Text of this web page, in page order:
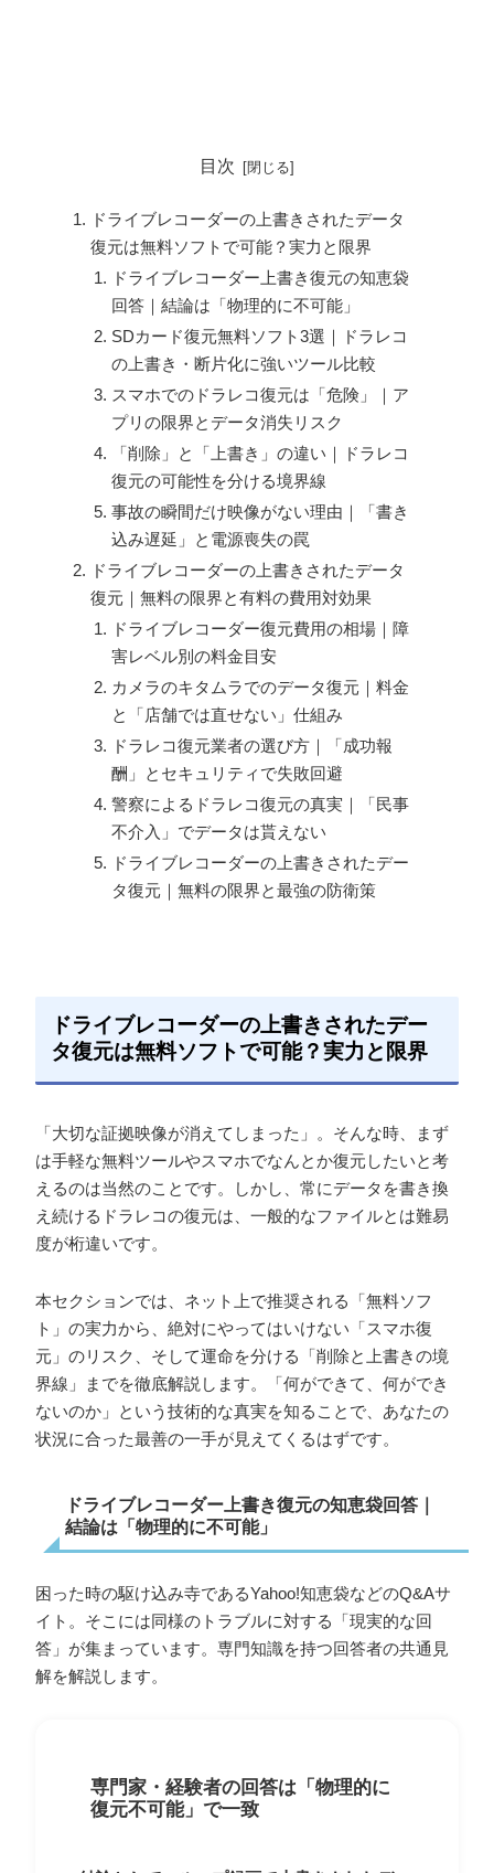
目次
ドライブレコーダーの上書きされたデータ
復元は無料ソフトで可能？実力と限界
ドライブレコーダー上書き復元の知恵袋
回答｜結論は「物理的に不可能」
SDカード復元無料ソフト3選｜ドラレコ
の上書き・断片化に強いツール比較
スマホでのドラレコ復元は「危険」｜ア
プリの限界とデータ消失リスク
「削除」と「上書き」の違い｜ドラレコ
復元の可能性を分ける境界線
事故の瞬間だけ映像がない理由｜「書き
込み遅延」と電源喪失の罠
ドライブレコーダーの上書きされたデータ
復元｜無料の限界と有料の費用対効果
ドライブレコーダー復元費用の相場｜障
害レベル別の料金目安
カメラのキタムラでのデータ復元｜料金
と「店舗では直せない」仕組み
ドラレコ復元業者の選び方｜「成功報
酬」とセキュリティで失敗回避
警察によるドラレコ復元の真実｜「民事
不介入」でデータは貰えない
ドライブレコーダーの上書きされたデー
タ復元｜無料の限界と最強の防衛策
ドライブレコーダーの上書きされたデー
タ復元は無料ソフトで可能？実力と限界
「大切な証拠映像が消えてしまった」。そんな時、まず
は手軽な無料ツールやスマホでなんとか復元したいと考
えるのは当然のことです。しかし、常にデータを書き換
え続けるドラレコの復元は、一般的なファイルとは難易
度が桁違いです。
本セクションでは、ネット上で推奨される「無料ソフ
ト」の実力から、絶対にやってはいけない「スマホ復
元」のリスク、そして運命を分ける「削除と上書きの境
界線」までを徹底解説します。「何ができて、何ができ
ないのか」という技術的な真実を知ることで、あなたの
状況に合った最善の一手が見えてくるはずです。
ドライブレコーダー上書き復元の知恵袋回答｜
結論は「物理的に不可能」
困った時の駆け込み寺であるYahoo!知恵袋などのQ&Aサ
イト。そこには同様のトラブルに対する「現実的な回
答」が集まっています。専門知識を持つ回答者の共通見
解を解説します。
専門家・経験者の回答は「物理的に
復元不可能」で一致